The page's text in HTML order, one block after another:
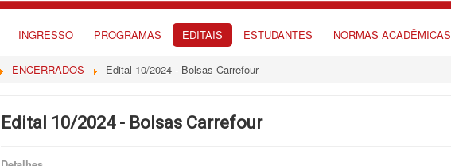
INGRESSO PROGRAMAS EDITAIS ESTUDANTES NORMAS ACADÊMICAS
ENCERRADOS Edital 10/2024 - Bolsas Carrefour
Edital 10/2024 - Bolsas Carrefour